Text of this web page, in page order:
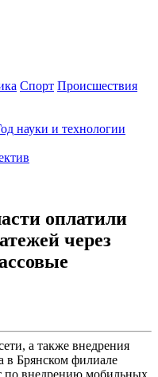
Спорт Происшествия
науки и технологии
оплатили
через
а также внедрения
в Брянском филиале
по внедрению мобильных